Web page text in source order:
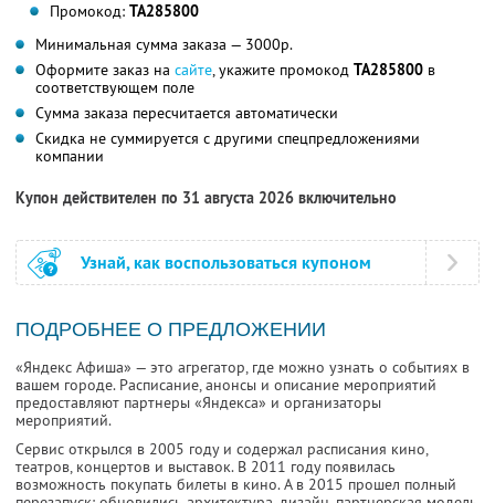
Промокод: TA285800
Минимальная сумма заказа — 3000р.
Оформите заказ на сайте, укажите промокод TA285800 в
соответствующем поле
Сумма заказа пересчитается автоматически
Скидка не суммируется с другими спецпредложениями
компании
Купон действителен по 31 августа 2026 включительно
Узнай, как воспользоваться купоном
ПОДРОБНЕЕ О ПРЕДЛОЖЕНИИ
«Яндекс Афиша» — это агрегатор, где можно узнать о событиях в
вашем городе. Расписание, анонсы и описание мероприятий
предоставляют партнеры «Яндекса» и организаторы
мероприятий.
Сервис открылся в 2005 году и содержал расписания кино,
театров, концертов и выставок. В 2011 году появилась
возможность покупать билеты в кино. А в 2015 прошел полный